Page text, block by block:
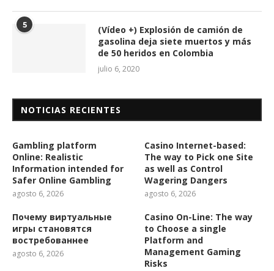
5
(Vídeo +) Explosión de camión de
gasolina deja siete muertos y más
de 50 heridos en Colombia
julio 6, 2020
NOTICIAS RECIENTES
Gambling platform
Online: Realistic
Information intended for
Safer Online Gambling
agosto 6, 2026
Casino Internet-based:
The way to Pick one Site
as well as Control
Wagering Dangers
agosto 6, 2026
Почему виртуальные
игры становятся
востребованнее
agosto 6, 2026
Casino On-Line: The way
to Choose a single
Platform and
Management Gaming
Risks